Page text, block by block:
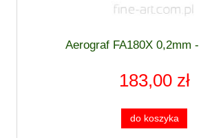
Aerograf FA180X 0,2mm
183,00 zł
do koszyka